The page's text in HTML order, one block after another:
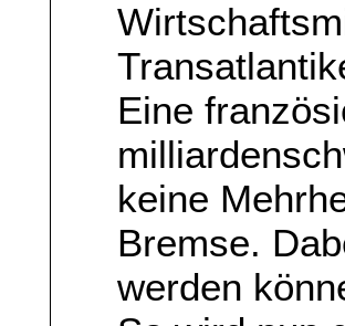
Eine
keine
Bremse.
werden